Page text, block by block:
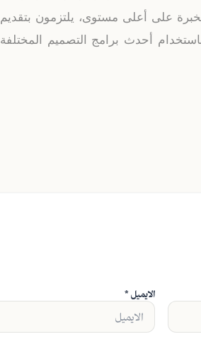
على أعلى مستوى، يلتزمون بتقديم
أحدث برامج التصميم المختلفة
الايميل *